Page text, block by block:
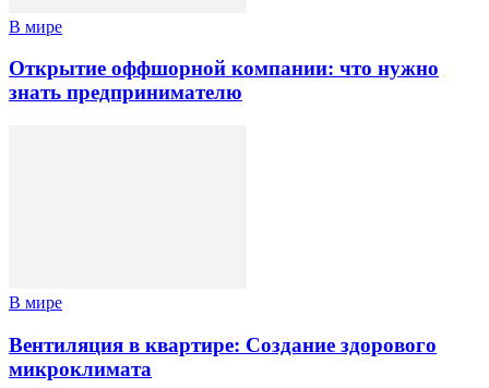
В мире
Открытие оффшорной компании: что нужно
знать предпринимателю
В мире
Вентиляция в квартире: Создание здорового
микроклимата